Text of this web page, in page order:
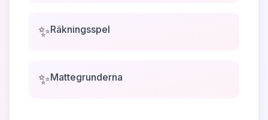
✨Räkningsspel
✨Mattegrunderna